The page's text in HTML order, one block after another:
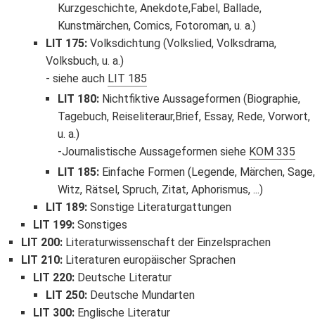
Kurzgeschichte, Anekdote,Fabel, Ballade,
Kunstmärchen, Comics, Fotoroman, u. a.)
LIT 175:Volksdichtung (Volkslied, Volksdrama,
Volksbuch, u. a.)
siehe auch LIT 185
LIT 180: Nichtfiktive Aussageformen (Biographie,
Tagebuch, Reiseliteraur,Brief, Essay, Rede, Vorwort,
u. a.)
Journalistische Aussageformen siehe KOM 335
LIT 185: Einfache Formen (Legende, Märchen, Sage,
Witz, Rätsel, Spruch, Zitat, Aphorismus, ...)
LIT 189:Sonstige Literaturgattungen
LIT 199: Sonstiges
LIT 200:Literaturwissenschaft der Einzelsprachen
LIT 210:Literaturen europäischer Sprachen
LIT 220: Deutsche Literatur
LIT 250:Deutsche Mundarten
LIT 300: Englische Literatur